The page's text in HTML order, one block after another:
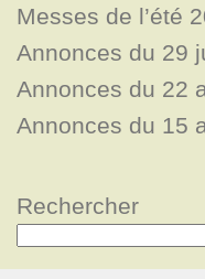
Messes de l’été
Annonces du 29
Annonces du 22
Annonces du 15
Rechercher